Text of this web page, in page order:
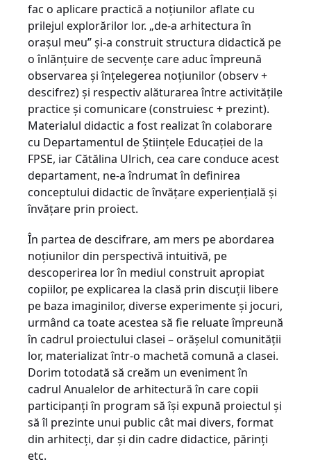
fac o aplicare practică a noţiunilor aflate cu
prilejul explorărilor lor. „de-a arhitectura în
oraşul meu” şi-a construit structura didactică pe
o înlănţuire de secvenţe care aduc împreună
observarea şi înţelegerea noţiunilor (observ +
descifrez) şi respectiv alăturarea între activităţile
practice şi comunicare (construiesc + prezint).
Materialul didactic a fost realizat în colaborare
cu Departamentul de Ştiinţele Educaţiei de la
FPSE, iar Cătălina Ulrich, cea care conduce acest
departament, ne-a îndrumat în definirea
conceptului didactic de învăţare experienţială şi
învăţare prin proiect.
În partea de descifrare, am mers pe abordarea
noţiunilor din perspectivă intuitivă, pe
descoperirea lor în mediul construit apropiat
copiilor, pe explicarea la clasă prin discuţii libere
pe baza imaginilor, diverse experimente şi jocuri,
urmând ca toate acestea să fie reluate împreună
în cadrul proiectului clasei – orăşelul comunităţii
lor, materializat într-o machetă comună a clasei.
Dorim totodată să creăm un eveniment în
cadrul Anualelor de arhitectură în care copii
participanţi în program să îşi expună proiectul şi
să îl prezinte unui public cât mai divers, format
din arhitecţi, dar şi din cadre didactice, părinţi
etc.